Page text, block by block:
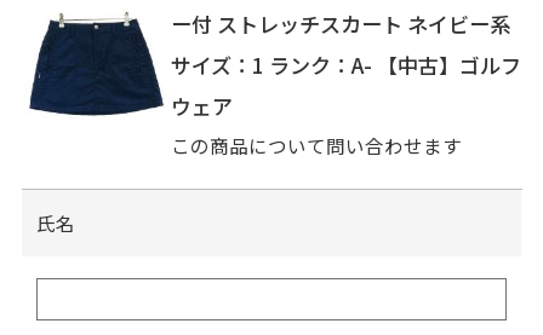
ー付 ストレッチスカート ネイビー系
サイズ：1 ランク：A- 【中古】ゴルフ
ウェア
この商品について問い合わせます
氏名